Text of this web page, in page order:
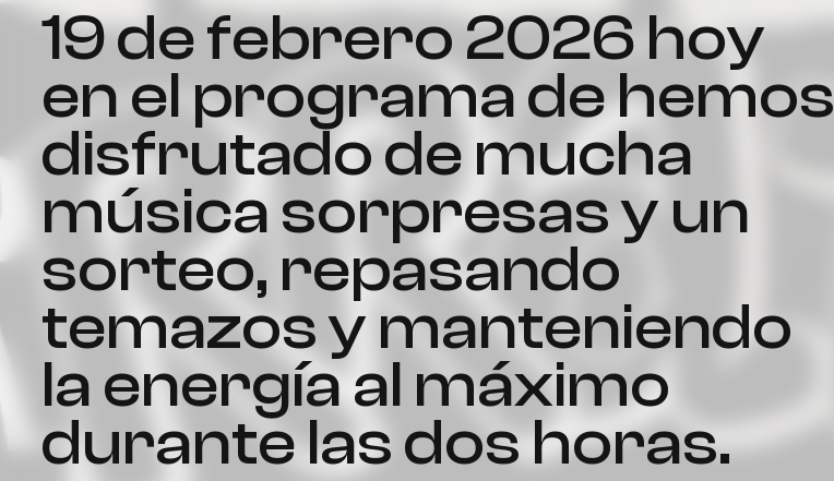
19 de febrero 2026 hoy
en el programa de hemos
disfrutado de mucha
música sorpresas y un
sorteo, repasando
temazos y manteniendo
la energía al máximo
durante las dos horas.